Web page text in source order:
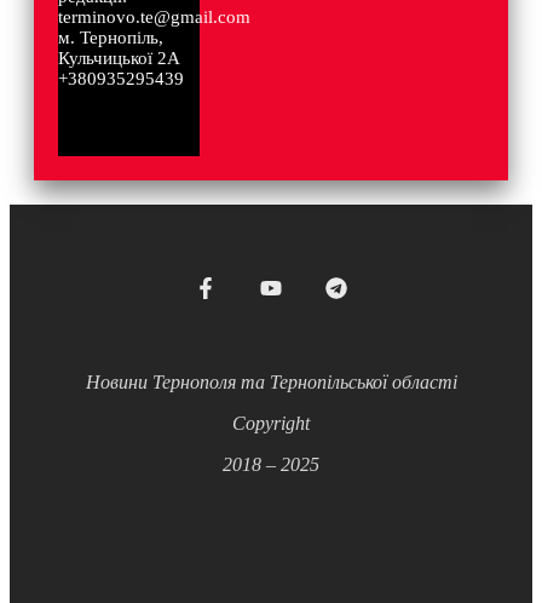
terminovo.te@gmail.com
м. Тернопіль,
Кульчицької 2А
+380935295439
Новини Тернополя та Тернопільської області
Copyright
2018 – 2025